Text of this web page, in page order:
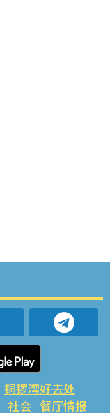
铜锣湾好去处
社会 餐厅情报